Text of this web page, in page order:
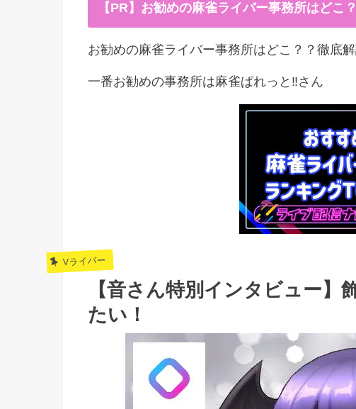
【PR】お勧めの麻雀ライバー事務所はどこ？
お勧めの麻雀ライバー事務所はどこ？？徹底
一番お勧めの事務所は麻雀ぱれっと‼︎さん
Vライバー
【音さん特別インタビュー】
たい！